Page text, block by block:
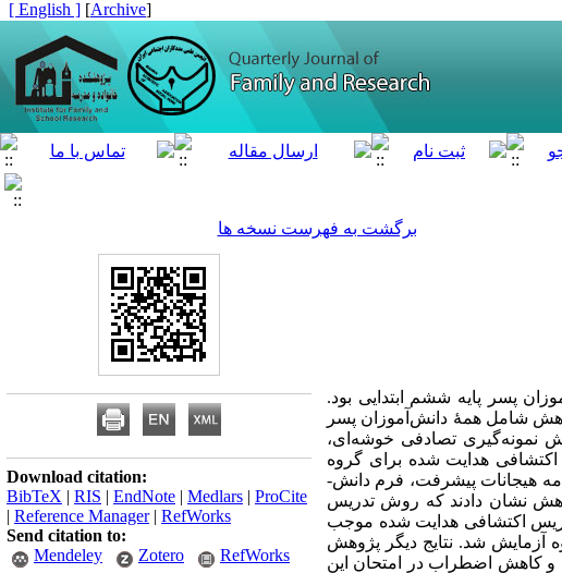
[
Archive
]
[ English ]
برگشت به فهرست نسخه ها
پسر پایه ششم ابتدایی بود.
شامل همۀ دانش‌آموزان پسر
سال تحصیلی 1400- 1399 بود که از میان آنها تعداد 30 نفر به روش نمونه‌گیری تصادفی خوشه‌­ای،
گمارش شدند. روش تدریس اکتشافی هدایت شده برای گروه
آزمایشی و روش تدریس متداول برای گروه گواه به کار گرفته شد. برای گردآوری داده‌­ها از پرسشنامه هیجانات پیشرفت، فرم دانش‌­
پژوهش نشان دادند که روش تدریس
اکتشافی هدایت شده موجب
آزمایش شد. نتایج دیگر پژوهش
کاهش اضطراب در امتحان این
Download citation:
BibTeX | RIS | EndNote | Medlars | ProCite
| Reference Manager| RefWorks
Send citation to:
Mendeley
Zotero RefWorks